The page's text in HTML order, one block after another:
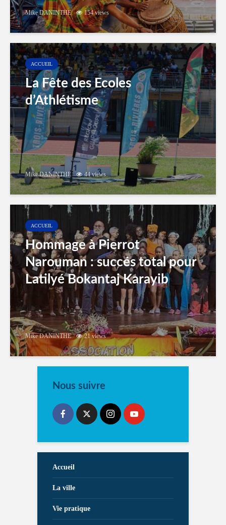
Mike DANINTHE 154 views
ACCUEIL
La Fête des Ecoles
d’Athlétisme
Mike DANINTHE 44 views
ACCUEIL
Hommage à Pierrot
Narouman : succés total pour
Latilyé Bokantaj Karayib
Mike DANINTHE 21 views
Nous suivre
Accueil
La ville
Vie pratique